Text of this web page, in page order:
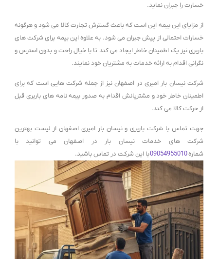
خسارت را جبران نماید.
از مزایای این بیمه این است که باعث گسترش تجارت کالا می شود و هرگونه
خسارات احتمالی از پیش جبران می شود. به علاوه این بیمه برای شرکت های
باربری نیز یک اطمینان خاطر ایجاد می کند تا با خیال راحت و بدون استرس و
نگرانی اقدام به ارائه خدمات به مشتریان خود نمایند.
شرکت نیسان بار امیری در اصفهان نیز از جمله شرکت هایی است که برای
اطمینان خاطر خود و مشتریانش اقدام به صدور بیمه نامه های باربری قبل
از حرکت کالا می کند.
جهت تماس با شرکت باربری و نیسان بار امیری اصفهان از لیست بهترین
شرکت های خدمات نیسان بار در اصفهان می توانید با
شماره09054955010با این شرکت در تماس باشید.